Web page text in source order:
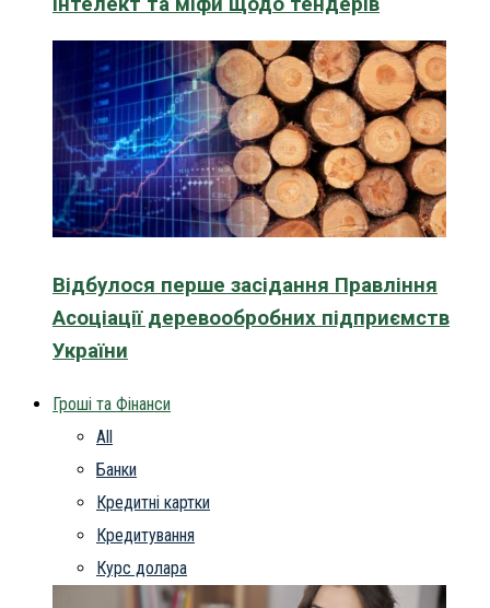
Відбулося перше засідання Правління
Асоціації деревообробних підприємств
України
Гроші та Фінанси
All
Банки
Кредитні картки
Кредитування
Курс долара